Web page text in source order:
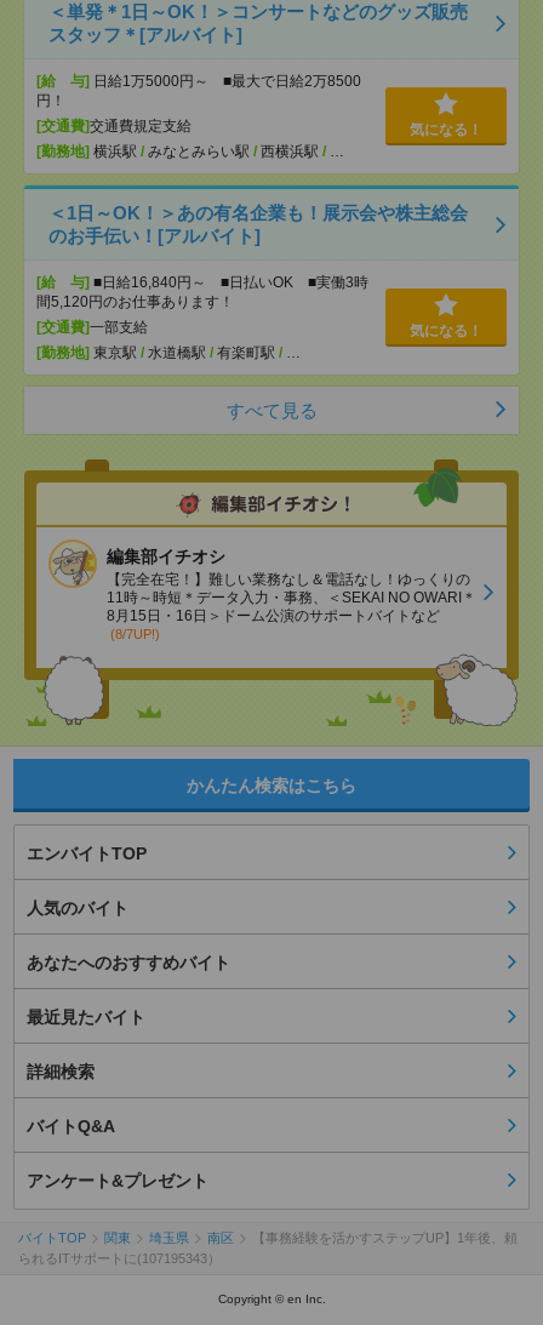
＜単発＊1日～OK！＞コンサートなどのグッズ販売
スタッフ＊[アルバイト]
[給 与] 日給1万5000円～ ■最大で日給2万8500
円！
[交通費]交通費規定支給
[勤務地] 横浜駅 / みなとみらい駅 / 西横浜駅 / …
気になる！
＜1日～OK！＞あの有名企業も！展示会や株主総会
のお手伝い！[アルバイト]
[給 与] ■日給16,840円～ ■日払いOK ■実働3時
間5,120円のお仕事あります！
[交通費]一部支給
[勤務地] 東京駅 / 水道橋駅 / 有楽町駅 / …
気になる！
すべて見る
編集部イチオシ
【完全在宅！】難しい業務なし＆電話なし！ゆっくりの
11時～時短＊データ入力・事務、＜SEKAI NO OWARI＊
8月15日・16日＞ドーム公演のサポートバイトなど
(8/7UP!)
かんたん検索はこちら
エンバイトTOP
人気のバイト
あなたへのおすすめバイト
最近見たバイト
詳細検索
バイトQ&A
アンケート&プレゼント
バイトTOP 関東 埼玉県 南区
【事務経験を活かすステップUP】1年後、頼
られるITサポートに(107195343）
Copyright © en Inc.